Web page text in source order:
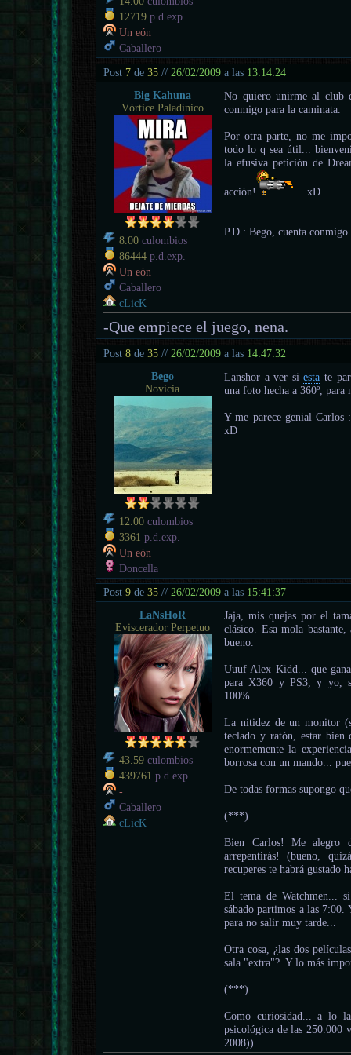
12719 p.d.exp.
Un eón
Caballero
Post 7 de35 // 26/02/2009 a las 13:14:24
Big Kahuna
Vórtice Paladínico
8.00 culombios
86444 p.d.exp.
Un eón
Caballero
cLicK
No quiero unirme al club
conmigo para la caminata.
Por otra parte, no me
todo lo q sea útil...
la efusiva petición de
acción! xD
P.D.: Bego, cuenta
-Que empiece el juego, nena.
Post8 de35 // 26/02/2009 a las 14:47:32
Bego
Novicia
12.00 culombios
3361 p.d.exp.
Un eón
Doncella
Lanshor a ver siesta te
una foto hecha a 360º,
Y me parece genial Carlos
xD
Post9 de35 //26/02/2009 a las 15:41:37
LaNsHoR
Eviscerador Perpetuo
43.59 culombios
439761 p.d.exp.
-
Caballero
cLicK
Jaja, mis quejas por el
clásico. Esa mola
bueno.
Uuuf Alex Kidd... que
para X360 y PS3, y yo,
100%...
La nitidez de un monitor
teclado y ratón, estar bien
enormemente la
borrosa con un mando...
De todas formas supongo
(***)
Bien Carlos! Me alegro
arrepentirás! (bueno,
recuperes te habrá gustado
El tema de Watchmen...
sábado partimos a las
para no salir muy tarde...
Otra cosa, ¿las dos
sala "extra"?. Y lo más
(***)
Como curiosidad... a lo
psicológica de las 250.000
2008)).